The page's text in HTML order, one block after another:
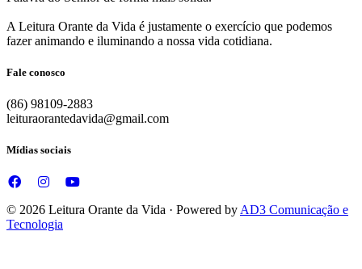
A Leitura Orante da Vida é justamente o exercício que podemos
fazer animando e iluminando a nossa vida cotidiana.
Fale conosco
(86) 98109-2883
leituraorantedavida@gmail.com
Mídias sociais
© 2026 Leitura Orante da Vida · Powered by AD3 Comunicação e
Tecnologia